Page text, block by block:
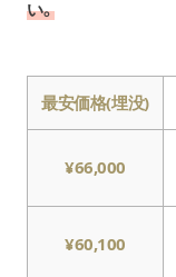
い。
最安価格(埋没)
¥66,000
¥60,100